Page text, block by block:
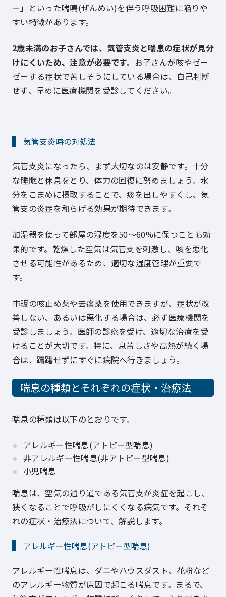
ー」といった喘鳴(ぜんめい)を伴う呼吸困難に陥りや
すい特徴があります。
2歳未満のお子さんでは、気管支炎と喘息の症状が見分
けにくいため、注意が必要です。 お子さんが咳やゼー
ゼーする症状で苦しそうにしている場合は、自己判断
せず、早めに医療機関を受診してください。
気管支炎時の対処法
気管支炎になったら、まず大切なのは安静です。十分
な睡眠と休息をとり、体力の回復に努めましょう。水
分をこまめに摂取することで、痰を出しやすくし、気
管支の炎症を和らげる効果が期待できます。
加湿器を使って部屋の湿度を50～60%に保つことも効
果的です。乾燥した空気は気管支を刺激し、咳を悪化
させる可能性があるため、適切な湿度管理が重要で
す。
市販の咳止め薬や去痰薬を使用できますが、症状が改
善しない、あるいは悪化する場合は、必ず医療機関を
受診しましょう。医師の診察を受け、適切な治療を受
けることが大切です。特に、息苦しさや高熱が続く場
合は、躊躇せずにすぐに病院へ行きましょう。
喘息の種類とそれぞれの症状・治療法
喘息の種類は以下のとおりです。
アレルギー性喘息(アトピー型喘息)
非アレルギー性喘息(非アトピー型喘息)
小児喘息
喘息は、空気の通り道である気管支が炎症を起こし、
狭くなることで呼吸がしにくくなる病気です。それぞ
れの症状・治療法について、解説します。
アレルギー性喘息(アトピー型喘息)
アレルギー性喘息は、ダニやハウスダスト、花粉など
のアレルギー物質が原因で起こる喘息です。まるで、